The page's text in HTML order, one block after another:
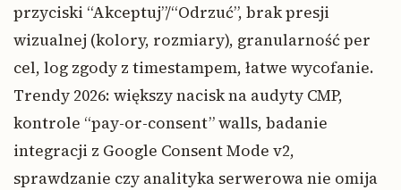
przyciski “Akceptuj”/“Odrzuć”, brak presji
wizualnej (kolory, rozmiary), granularność per
cel, log zgody z timestampem, łatwe wycofanie.
Trendy 2026: większy nacisk na audyty CMP,
kontrole “pay-or-consent” walls, badanie
integracji z Google Consent Mode v2,
sprawdzanie czy analityka serwerowa nie omija